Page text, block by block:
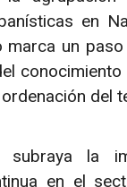
en
marca un
del
subraya la
en el